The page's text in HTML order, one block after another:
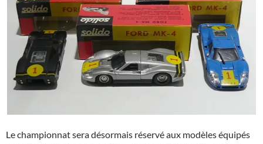
Le championnat sera désormais réservé aux modèles équipés